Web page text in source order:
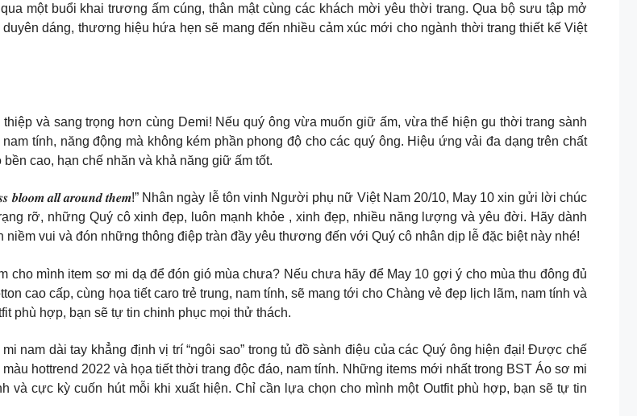
một buổi khai trương ấm cúng, thân mật cùng các khách mời yêu thời trang. Qua bộ sưu tập mở
dáng, thương hiệu hứa hẹn sẽ mang đến nhiều cảm xúc mới cho ngành thời trang thiết kế Việt
và sang trọng hơn cùng Demi! Nếu quý ông vừa muốn giữ ấm, vừa thể hiện gu thời trang sành
tính, năng động mà không kém phần phong độ cho các quý ông. Hiệu ứng vải đa dạng trên chất
cao, hạn chế nhăn và khả năng giữ ấm tốt.
𝒂𝒍𝒍 𝒂𝒓𝒐𝒖𝒏𝒅 𝒕𝒉𝒆𝒎!” Nhân ngày lễ tôn vinh Người phụ nữ Việt Nam 20/10, May 10 xin gửi lời chúc
rỡ, những Quý cô xinh đẹp, luôn mạnh khỏe , xinh đẹp, nhiều năng lượng và yêu đời. Hãy dành
vui và đón những thông điệp tràn đầy yêu thương đến với Quý cô nhân dịp lễ đặc biệt này nhé!
cho mình item sơ mi dạ để đón gió mùa chưa? Nếu chưa hãy để May 10 gợi ý cho mùa thu đông đủ
cao cấp, cùng họa tiết caro trẻ trung, nam tính, sẽ mang tới cho Chàng vẻ đẹp lịch lãm, nam tính và
phù hợp, bạn sẽ tự tin chinh phục mọi thử thách.
nam dài tay khẳng định vị trí “ngôi sao” trong tủ đồ sành điệu của các Quý ông hiện đại! Được chế
hottrend 2022 và họa tiết thời trang độc đáo, nam tính. Những items mới nhất trong BST Áo sơ mi
và cực kỳ cuốn hút mỗi khi xuất hiện. Chỉ cần lựa chọn cho mình một Outfit phù hợp, bạn sẽ tự tin